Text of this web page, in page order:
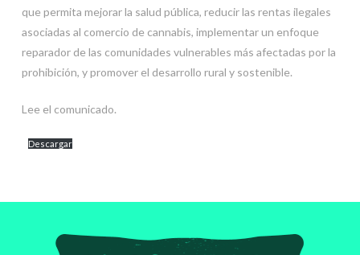
que permita mejorar la salud pública, reducir las rentas ilegales
asociadas al comercio de cannabis, implementar un enfoque
reparador de las comunidades vulnerables más afectadas por la
prohibición, y promover el desarrollo rural y sostenible.
Lee el comunicado.
Descargar